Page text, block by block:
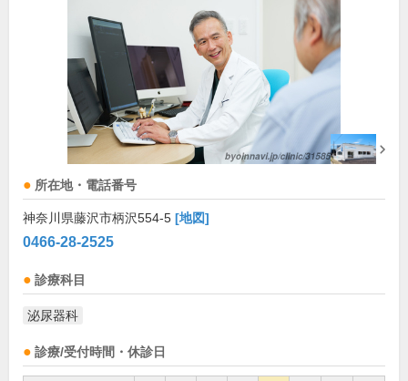
所在地・電話番号
神奈川県藤沢市柄沢554-5 [地図]
0466-28-2525
診療科目
泌尿器科
診療/受付時間・休診日